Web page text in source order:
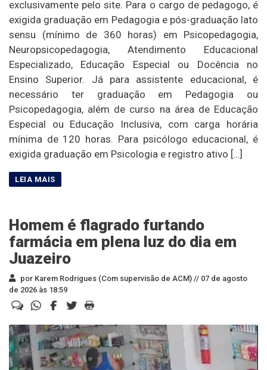
exclusivamente pelo site. Para o cargo de pedagogo, é
exigida graduação em Pedagogia e pós-graduação lato
sensu (mínimo de 360 horas) em Psicopedagogia,
Neuropsicopedagogia, Atendimento Educacional
Especializado, Educação Especial ou Docência no
Ensino Superior. Já para assistente educacional, é
necessário ter graduação em Pedagogia ou
Psicopedagogia, além de curso na área de Educação
Especial ou Educação Inclusiva, com carga horária
mínima de 120 horas. Para psicólogo educacional, é
exigida graduação em Psicologia e registro ativo […]
Homem é flagrado furtando
farmácia em plena luz do dia em
Juazeiro
por Karem Rodrigues (Com supervisão de ACM) // 07 de agosto
de 2026 às 18:59